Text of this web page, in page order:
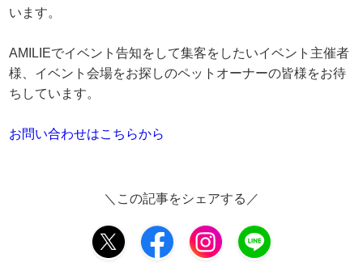
います。
AMILIEでイベント告知をして集客をしたいイベント主催者
様、イベント会場をお探しのペットオーナーの皆様をお待
ちしています。
お問い合わせはこちらから
＼この記事をシェアする／